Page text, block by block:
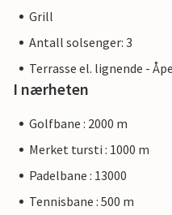
Grill
Antall solsenger: 3
Terrasse el. lignende -
I nærheten
Golfbane : 2000 m
Merket tursti : 1000 m
Padelbane : 13000
Tennisbane : 500 m